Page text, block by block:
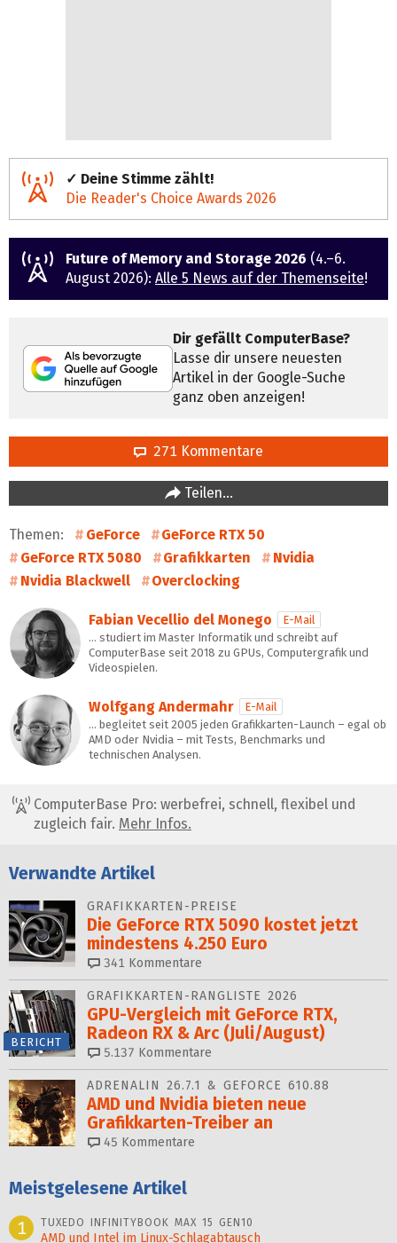
✓ Deine Stimme zählt!
Die Reader's Choice Awards 2026
Future of Memory and Storage 2026 (4.–6.
August 2026): Alle 5 News auf der Themenseite!
Dir gefällt ComputerBase?
Lasse dir unsere neuesten
Artikel in der Google-Suche
ganz oben anzeigen!
271 Kommentare
Teilen…
Themen: GeForce
GeForce RTX 50
GeForce RTX 5080
Grafikkarten
Nvidia
Nvidia Blackwell
Overclocking
Fabian Vecellio del Monego
E-Mail
… studiert im Master Informatik und schreibt auf
ComputerBase seit 2018 zu GPUs, Computergrafik und
Videospielen.
Wolfgang Andermahr
E-Mail
… begleitet seit 2005 jeden Grafikkarten-Launch – egal ob
AMD oder Nvidia – mit Tests, Benchmarks und
technischen Analysen.
ComputerBase Pro: werbefrei, schnell, flexibel und
zugleich fair. Mehr Infos.
Verwandte Artikel
GRAFIKKARTEN-PREISE
Die GeForce RTX 5090 kostet jetzt
mindestens 4.250 Euro
341 Kommentare
BERICHT
GRAFIKKARTEN-RANGLISTE 2026
GPU-Vergleich mit GeForce RTX,
Radeon RX & Arc (Juli/August)
5.137 Kommentare
ADRENALIN 26.7.1 & GEFORCE 610.88
AMD und Nvidia bieten neue
Grafikkarten-Treiber an
45 Kommentare
Meistgelesene Artikel
1
TUXEDO INFINITYBOOK MAX 15 GEN10
AMD und Intel im Linux-Schlagabtausch